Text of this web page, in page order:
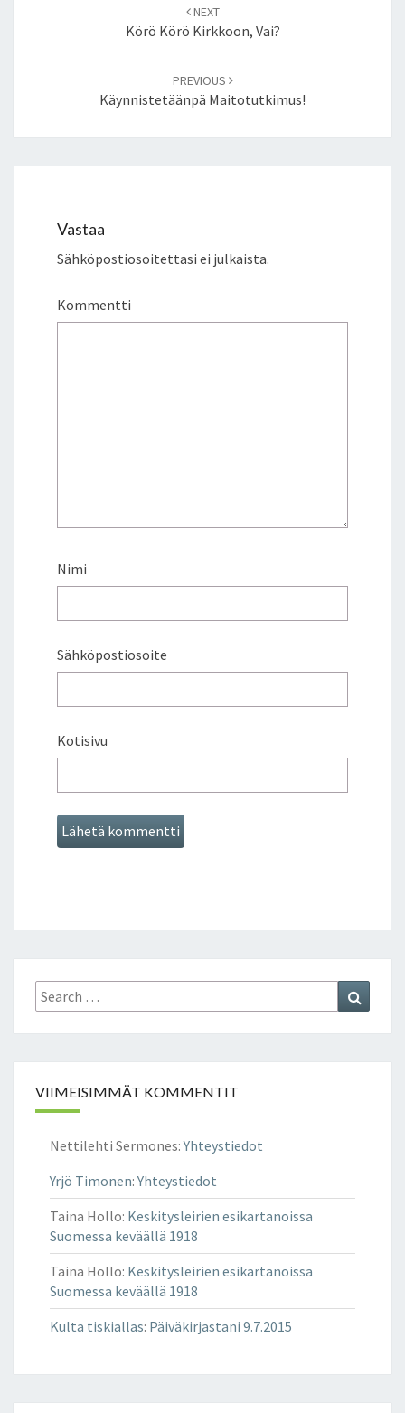
NEXT
Körö Körö Kirkkoon, Vai?
PREVIOUS
Käynnistetäänpä Maitotutkimus!
Vastaa
Sähköpostiosoitettasi ei julkaista.
Kommentti
Nimi
Sähköpostiosoite
Kotisivu
Search
for:
VIIMEISIMMÄT KOMMENTIT
Nettilehti Sermones:Yhteystiedot
Yrjö Timonen:Yhteystiedot
Taina Hollo: Keskitysleirien esikartanoissa
Suomessa keväällä 1918
Taina Hollo: Keskitysleirien esikartanoissa
Suomessa keväällä 1918
Kulta tiskiallas: Päiväkirjastani 9.7.2015